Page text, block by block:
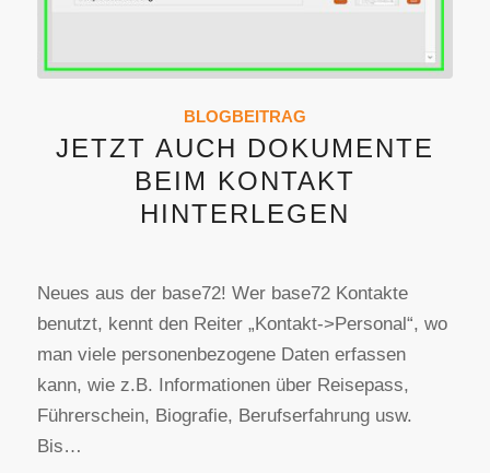
BLOGBEITRAG
JETZT AUCH DOKUMENTE
BEIM KONTAKT
HINTERLEGEN
Neues aus der base72! Wer base72 Kontakte
benutzt, kennt den Reiter „Kontakt->Personal“, wo
man viele personenbezogene Daten erfassen
kann, wie z.B. Informationen über Reisepass,
Führerschein, Biografie, Berufserfahrung usw.
Bis…